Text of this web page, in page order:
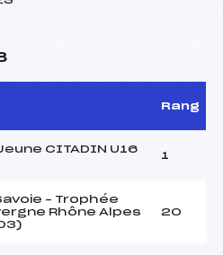
Rang
CITADIN U16
1
– Trophée
Rhône Alpes
20